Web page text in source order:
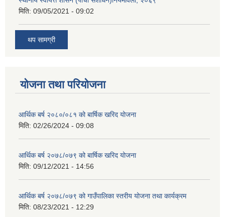
मिति: 09/05/2021 - 09:02
थप सामग्री
योजना तथा परियोजना
आर्थिक बर्ष २०८०/०८१ को बार्षिक खरिद योजना
मिति: 02/26/2024 - 09:08
आर्थिक बर्ष २०७८/०७९ को बार्षिक खरिद योजना
मिति: 09/12/2021 - 14:56
आर्थिक बर्ष २०७८/०७९ को गाउँपालिका स्तरीय योजना तथा कार्यक्रम
मिति: 08/23/2021 - 12:29